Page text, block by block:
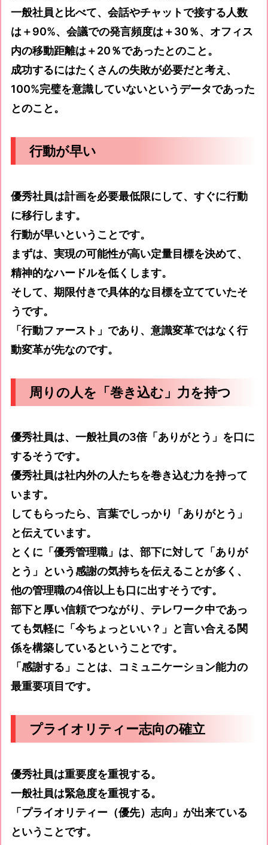
一般社員と比べて、会話やチャットで接する人数
は＋90%、会議での発言頻度は＋30％、オフィス
内の移動距離は＋20％であったとのこと。
成功するにはたくさんの失敗が必要だと考え、
100%完璧を意識していないというデータであった
とのこと。
行動が早い
優秀社員は計画を必要最低限にして、すぐに行動
に移行します。
行動が早いということです。
まずは、実現の可能性が高い定量目標を決めて、
精神的なハードルを低くします。
そして、期限付きで具体的な目標を立てていたそ
うです。
「行動ファースト」であり、意識変革ではなく行
動変革が先なのです。
周りの人を「巻き込む」力を持つ
優秀社員は、一般社員の3倍「ありがとう」を口に
するそうです。
優秀社員は社内外の人たちを巻き込む力を持って
います。
してもらったら、言葉でしっかり「ありがとう」
と伝えています。
とくに「優秀管理職」は、部下に対して「ありが
とう」という感謝の気持ちを伝えることが多く、
他の管理職の4倍以上も口に出すそうです。
部下と厚い信頼でつながり、テレワーク中であっ
ても気軽に「今ちょっといい？」と言い合える関
係を構築しているということです。
「感謝する」ことは、コミュニケーション能力の
最重要項目です。
プライオリティー志向の確立
優秀社員は重要度を重視する。
一般社員は緊急度を重視する。
「プライオリティー（優先）志向」が出来ている
ということです。